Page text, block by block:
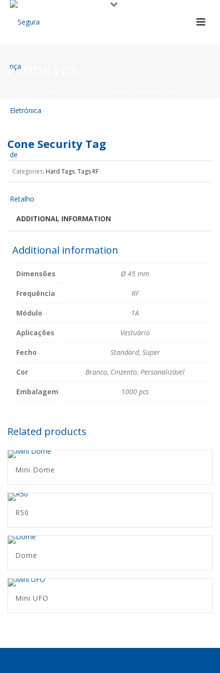
PRODUTOS
Cone Security Tag
Categories: Hard Tags, Tags RF
ADDITIONAL INFORMATION
Additional information
Dimensões Ø 45 mm
Frequência RF
Módulo 1A
Aplicações Vestuário
Fecho Standard, Super
Cor Branco, Cinzento, Personalizável
Embalagem 1000 pcs
Related products
Mini Dome
R50
Dome
Mini UFO